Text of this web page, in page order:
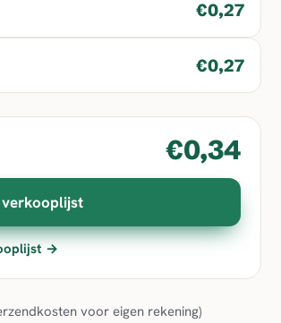
€0,27
€0,27
€0,34
verkooplijst
→
voor eigen rekening)